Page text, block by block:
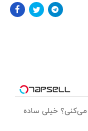
می‌کنی؟ خیلی ساده